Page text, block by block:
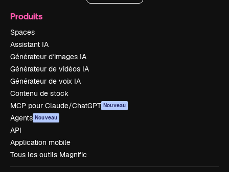
Produits
Spaces
Assistant IA
Générateur d’images IA
Générateur de vidéos IA
Générateur de voix IA
Contenu de stock
MCP pour Claude/ChatGPT Nouveau
Agents Nouveau
API
Application mobile
Tous les outils Magnific